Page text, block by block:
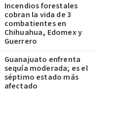
Incendios forestales
cobran la vida de 3
combatientes en
Chihuahua, Edomex y
Guerrero
Guanajuato enfrenta
sequía moderada; es el
séptimo estado más
afectado